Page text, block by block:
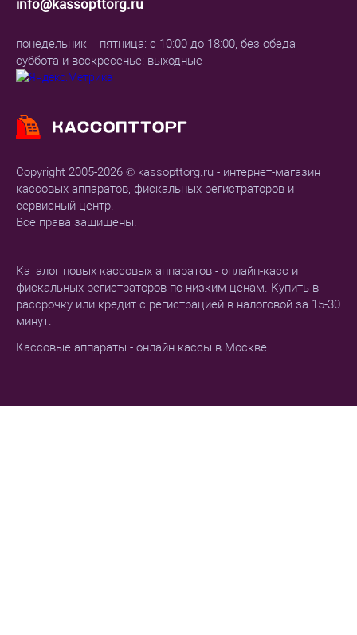
Copyright 2005-2026 © kassopttorg.ru - интернет-магазин
кассовых аппаратов, фискальных регистраторов и
сервисный центр.
Все права защищены.
Каталог новых кассовых аппаратов - онлайн-касс и
фискальных регистраторов по низким ценам. Купить в
рассрочку или кредит с регистрацией в налоговой за 15-30
минут.
Кассовые аппараты - онлайн кассы в Москве
понедельник – пятница: с 10:00 до 18:00, без обеда
суббота и воскресенье: выходные